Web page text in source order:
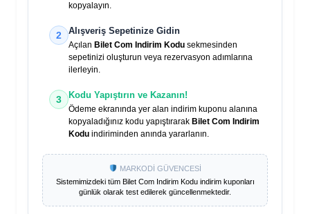
kopyalayın.
2 Alışveriş Sepetinize Gidin
Açılan Bilet Com Indirim Kodu sekmesinden
sepetinizi oluşturun veya rezervasyon adımlarına
ilerleyin.
3 Kodu Yapıştırın ve Kazanın!
Ödeme ekranında yer alan indirim kuponu alanına
kopyaladığınız kodu yapıştırarak Bilet Com Indirim
Kodu indiriminden anında yararlanın.
MARKODİ GÜVENCESİ
Sistemimizdeki tüm Bilet Com Indirim Koduindirim kuponları
günlük olarak test edilerek güncellenmektedir.